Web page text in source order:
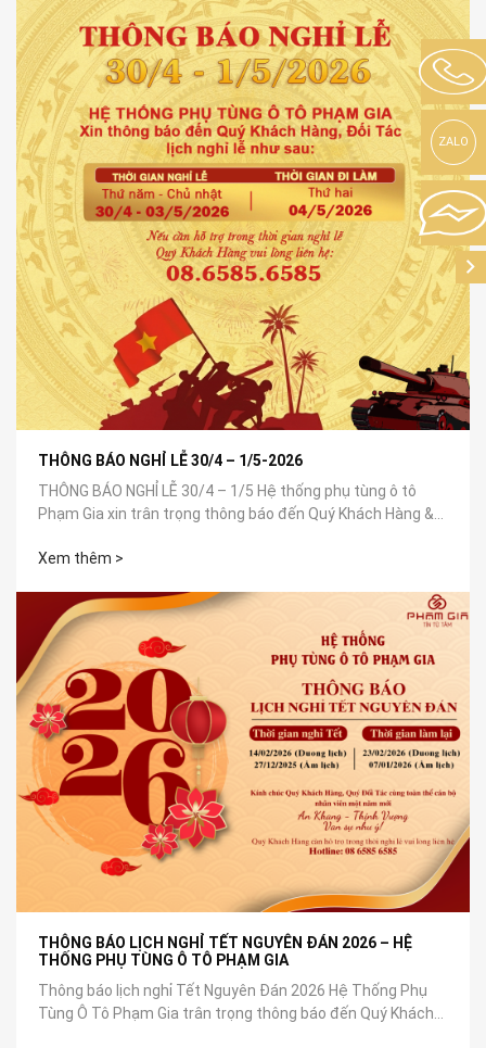
THÔNG BÁO NGHỈ LỄ 30/4 – 1/5-2026
THÔNG BÁO NGHỈ LỄ 30/4 – 1/5 Hệ thống phụ tùng ô tô
Phạm Gia xin trân trọng thông báo đến Quý Khách Hàng &
Xem thêm >
THÔNG BÁO LỊCH NGHỈ TẾT NGUYÊN ĐÁN 2026 – HỆ
THỐNG PHỤ TÙNG Ô TÔ PHẠM GIA
Thông báo lịch nghỉ Tết Nguyên Đán 2026 Hệ Thống Phụ
Tùng Ô Tô Phạm Gia trân trọng thông báo đến Quý Khách
ZALO